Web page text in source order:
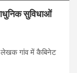
सुविधाओं
लेखक गांव में कैबिनेट